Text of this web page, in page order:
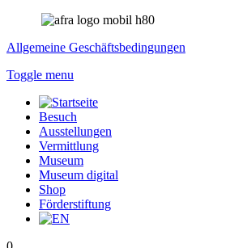
Allgemeine Geschäftsbedingungen
Toggle menu
Besuch
Ausstellungen
Vermittlung
Museum
Museum digital
Shop
Förderstiftung